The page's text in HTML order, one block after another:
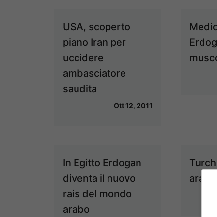
USA, scoperto
piano Iran per
uccidere
ambasciatore
saudita
Ott 12, 2011
In Egitto Erdogan
diventa il nuovo
rais del mondo
arabo